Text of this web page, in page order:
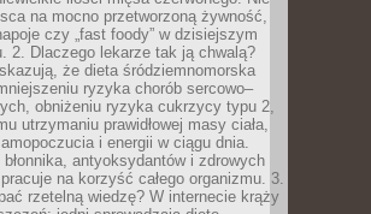
na mocno przetworzoną żywność,
czy „fast foody” w dzisiejszym
2. Dlaczego lekarze tak ją chwalą?
że dieta śródziemnomorska
ryzyka chorób sercowo–
obniżeniu ryzyka cukrzycy typu 2,
utrzymaniu prawidłowej masy ciała,
i energii w ciągu dnia.
błonnika, antyoksydantów i zdrowych
na korzyść całego organizmu. 3.
rzetelną wiedzę? W internecie krąży